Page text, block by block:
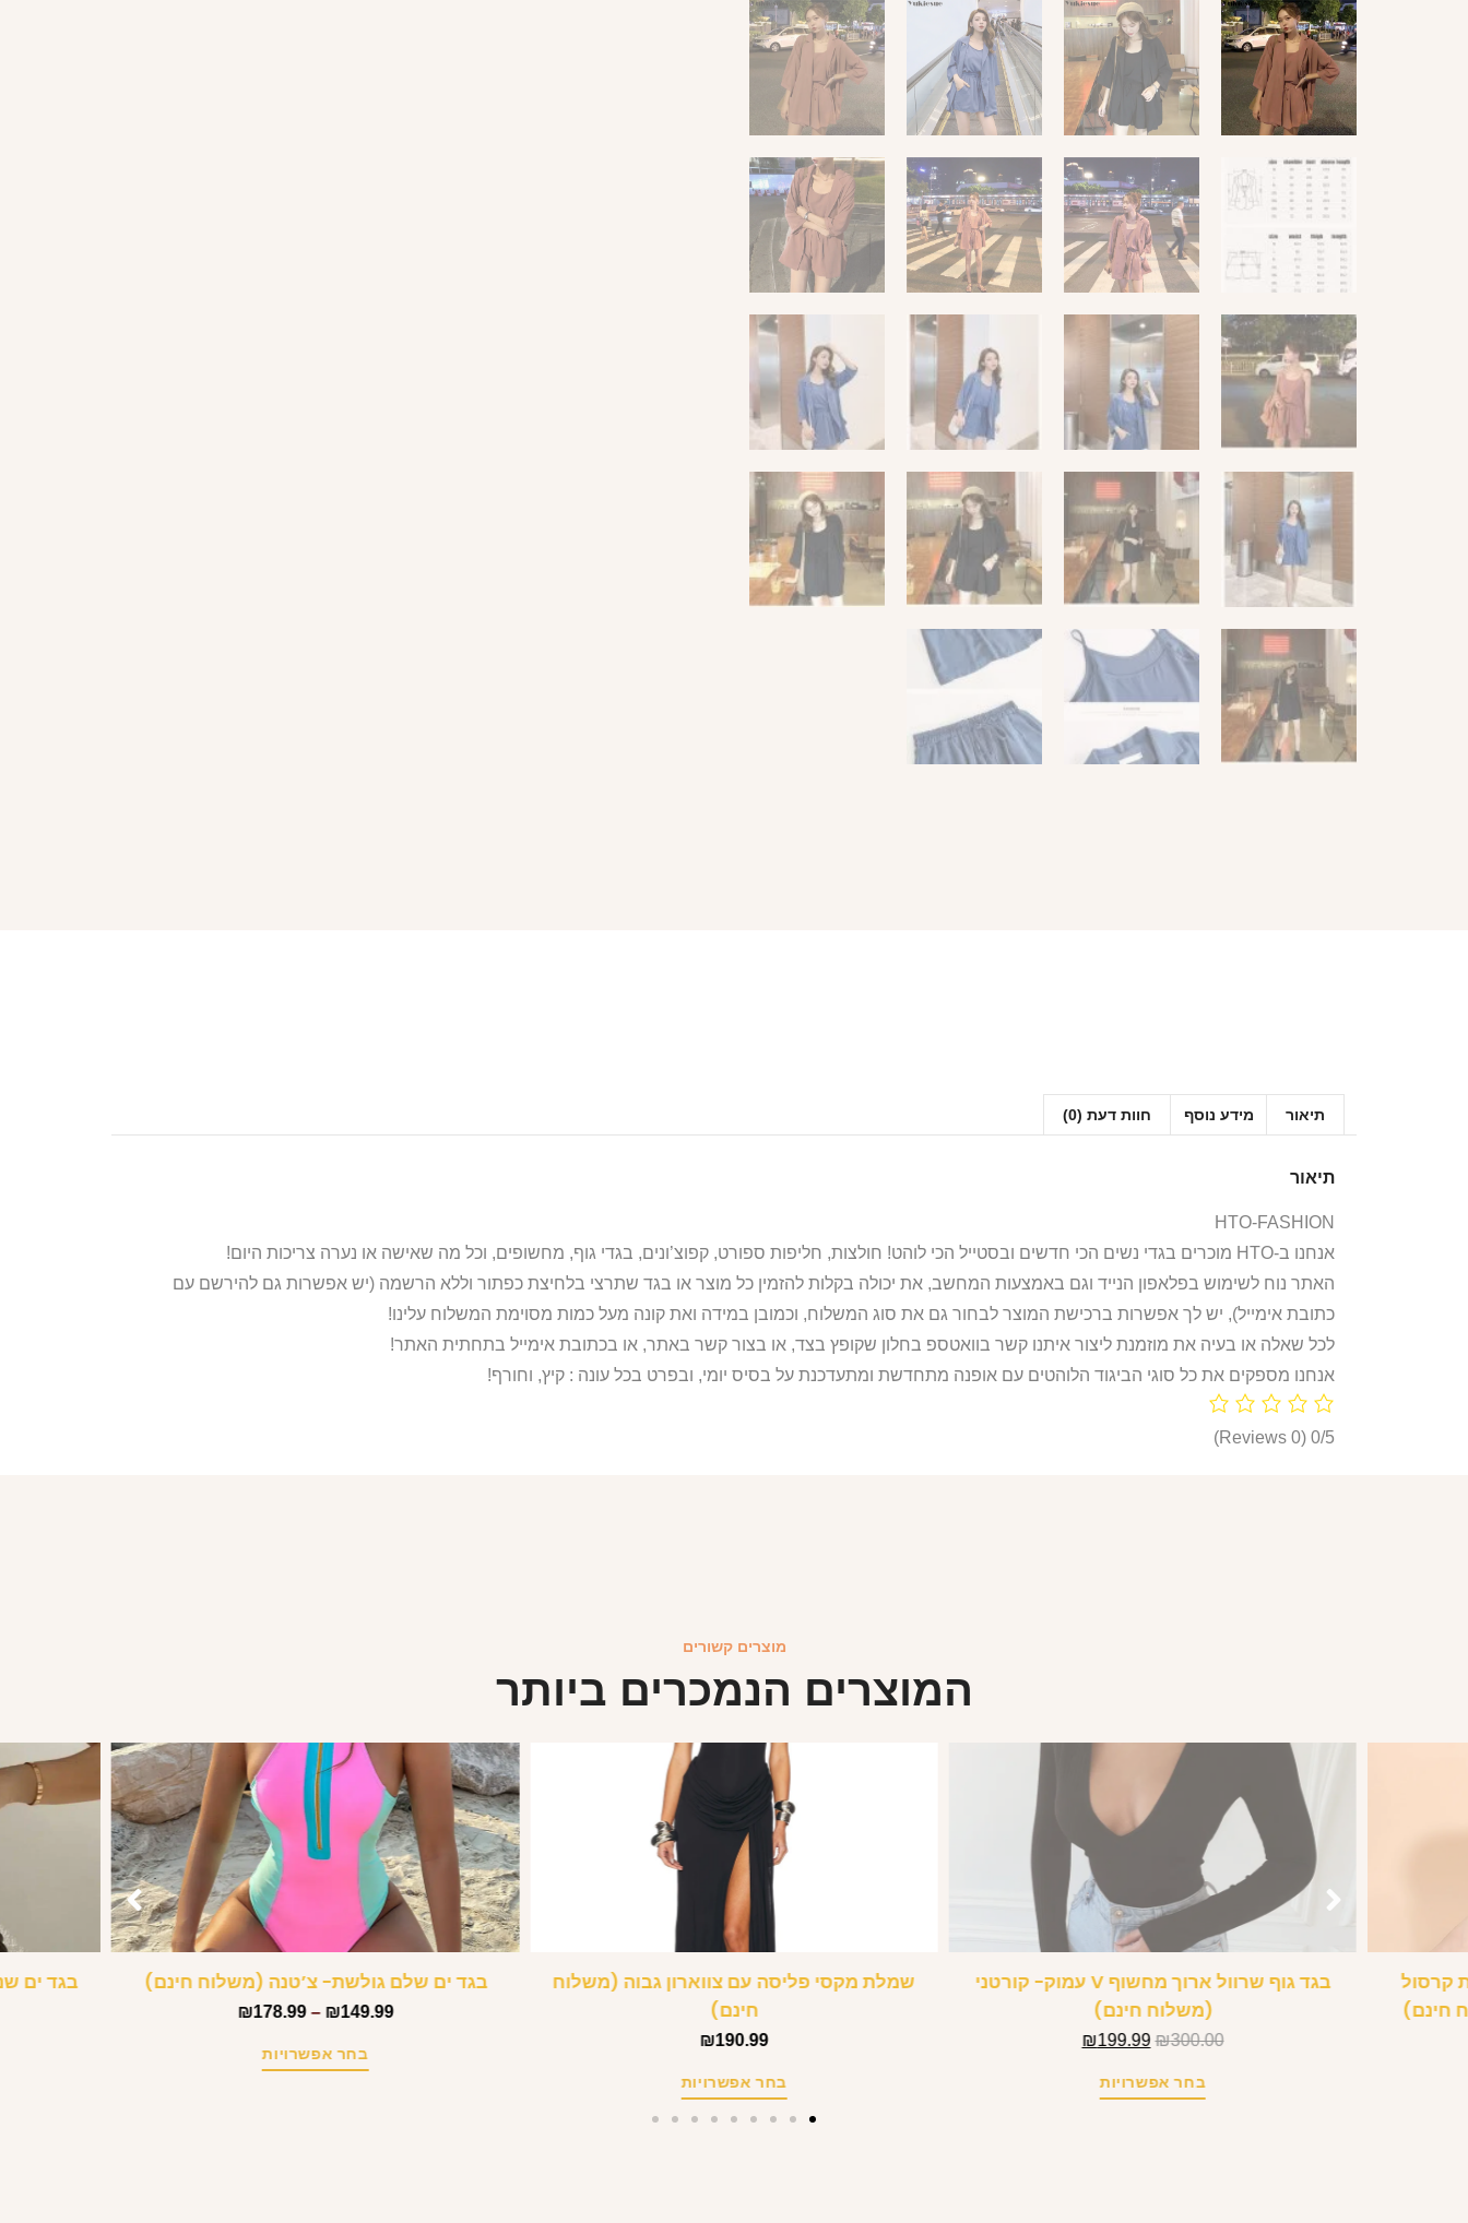
תיאור מידע נוסף חוות דעת (0)
תיאור
HTO-FASHION
אנחנו ב-HTO מוכרים בגדי נשים הכי חדשים ובסטייל הכי לוהט! חולצות, חליפות ספורט, קפוצ’ונים, בגדי גוף, מחשופים, וכל מה שאישה או נערה צריכות היום!
האתר נוח לשימוש בפלאפון הנייד וגם באמצעות המחשב, את יכולה בקלות להזמין כל מוצר או בגד שתרצי בלחיצת כפתור וללא הרשמה (יש אפשרות גם להירשם עם
כתובת אימייל), יש לך אפשרות ברכישת המוצר לבחור גם את סוג המשלוח, וכמובן במידה ואת קונה מעל כמות מסוימת המשלוח עלינו!
לכל שאלה או בעיה את מוזמנת ליצור איתנו קשר בוואטספ בחלון שקופץ בצד, או בצור קשר באתר, או בכתובת אימייל בתחתית האתר!
אנחנו מספקים את כל סוגי הביגוד הלוהטים עם אופנה מתחדשת ומתעדכנת על בסיס יומי, ובפרט בכל עונה : קיץ, וחורף!
0/5
(0 Reviews)
מוצרים קשורים
המוצרים הנמכרים ביותר
קרסול
חינם)
בגד גוף שרוול ארוך מחשוף V עמוק- קורטני
(משלוח חינם)
₪300.00
₪199.99
בחר אפשרויות
שמלת מקסי פליסה עם צווארון גבוה (משלוח
חינם)
₪190.99
בחר אפשרויות
בגד ים שלם גולשת- צ’טנה (משלוח חינם)
₪149.99
–
₪178.99
בחר אפשרויות
בגד ים